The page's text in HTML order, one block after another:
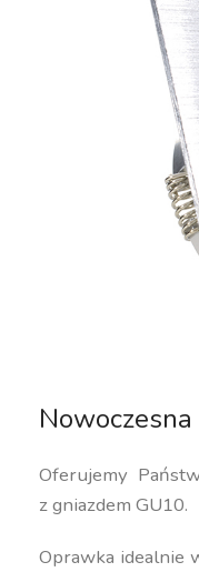
Oferujemy
z gniazdem GU10.
Oprawka idealnie